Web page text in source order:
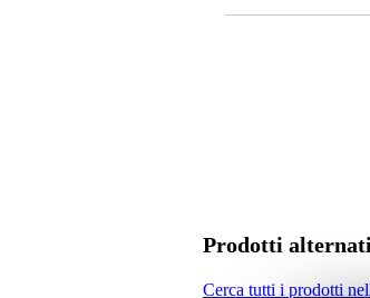
Prodotti
Cerca tutti i prodotti